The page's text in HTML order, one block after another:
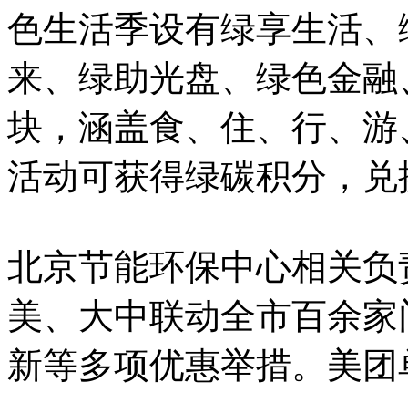
色生活季设有绿享生活
来、绿助光盘、绿色金
块，涵盖食、住、行、
活动可获得绿碳积分，
北京节能环保中心相关
美、大中联动全市百余
新等多项优惠举措。美